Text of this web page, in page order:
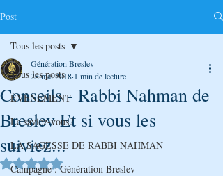
Post
Tous les posts
ÉVÉNEMENT
Le saviez-vous?
LA SAGESSE DE RABBI NAHMAN
Campagne : Génération Breslev
Tous les posts
Conseils - Rabbi Nahman de
Breslev Et si vous les
suiviez...
Génération Breslev
28 mai 2018 1 min de lecture
Noté NaN étoiles sur 5.